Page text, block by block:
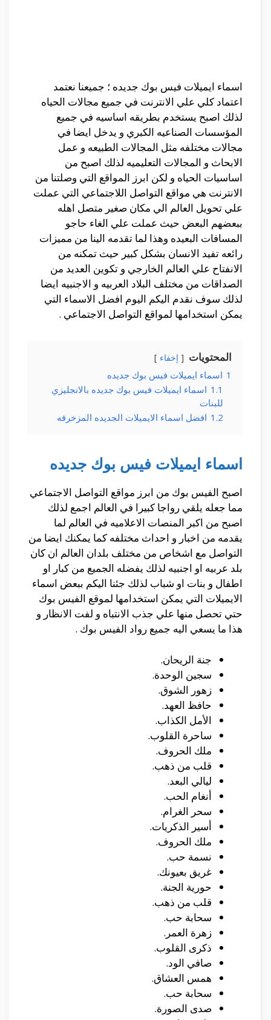
اسماء ايميلات فيس بوك جديده ؛ جميعنا نعتمد
اعتماد كلي علي الانترنت في جميع مجالات الحياه
لذلك اصبح يستخدم بطريقه اساسيه في جميع
المؤسسات الصناعيه الكبري و يدخل ايضا في
مجالات مختلفه مثل المجالات الطبيعه و عمل
الابحاث و المجالات التعليميه لذلك اصبح من
اساسيات الحياه و لكن ابرز المواقع التي وصلتنا من
الانترنت هي مواقع التواصل اللاجتماعي التي عملت
علي تحويل العالم الي مكان صغير متصل اهله
ببعضهم البعض حيث عملت علي الغاء حاجو
المسافات البعيده وهذا لما تقدمه الينا من مميزات
رائعه تفيد الانسان بشكل كبير حيث تمكنه من
الانفتاح علي العالم الخارجي و تكوين العديد من
الصداقات من مختلف البلاد العربيه و الاجنبيه ايضا
لذلك سوف نقدم اليكم اليوم افضل الاسماء التي
يمكن استخدامها لمواقع التواصل الاجتماعي .
المحتويات إخفاء
1 اسماء ايميلات فيس بوك جديده
1.1 اسماء ايميلات فيس بوك جديده بالانجليزي
للبنات
1.2 افضل اسماء الايميلات الجديده المزخرفه
اسماء ايميلات فيس بوك جديده
اصبح الفيس بوك من ابرز مواقع التواصل الاجتماعي
مما جعله يلقي رواجا كبيرا في العالم اجمع لذلك
اصبح من اكبر المنصات الاعلاميه في العالم لما
يقدمه من اخبار و احداث مختلفه كما يمكنك ايضا من
التواصل مع اشخاص من مختلف بلدان العالم ان كان
بلد عربيه او اجنبيه لذلك يفضله الجميع من كبار او
اطفال و بنات او شباب لذلك جئنا اليكم ببعض اسماء
الايميلات التي يمكن استخدامها لموقع الفيس بوك
حتي تحصل منها علي جذب الانتباه و لفت الانظار و
هذا ما يسعي اليه جميع رواد الفيس بوك .
جنة الريحان.
سجين الوحدة.
زهور الشوق.
حافظ العهد.
الأمل الكذاب.
ساحرة القلوب.
ملك الحروف.
قلب من ذهب.
ليالي البعد.
أنغام الحب.
سحر الغرام.
أسير الذكريات.
ملك الحروف.
نسمة حب.
غريق بعيونك.
حورية الجنة.
قلب من ذهب.
سحابة حب.
زهرة العمر.
ذكرى القلوب.
صافي الود.
همس العشاق.
سحابة حب.
صدى الصورة.